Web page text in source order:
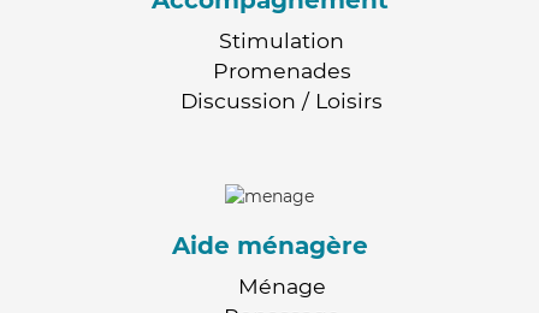
Stimulation
Promenades
Discussion / Loisirs
Aide ménagère
Ménage